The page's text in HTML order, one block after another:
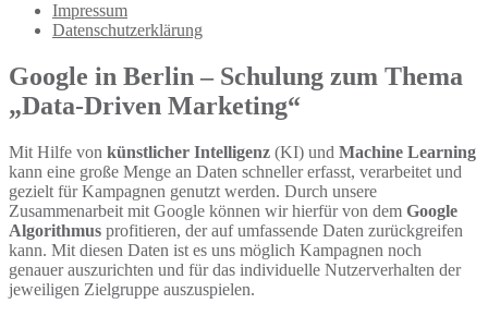
Impressum
Datenschutzerklärung
Google in Berlin – Schulung zum Thema
„Data-Driven Marketing“
Mit Hilfe von künstlicher Intelligenz (KI) und Machine Learning
kann eine große Menge an Daten schneller erfasst, verarbeitet und
gezielt für Kampagnen genutzt werden. Durch unsere
Zusammenarbeit mit Google können wir hierfür von dem Google
Algorithmus profitieren, der auf umfassende Daten zurückgreifen
kann. Mit diesen Daten ist es uns möglich Kampagnen noch
genauer auszurichten und für das individuelle Nutzerverhalten der
jeweiligen Zielgruppe auszuspielen.